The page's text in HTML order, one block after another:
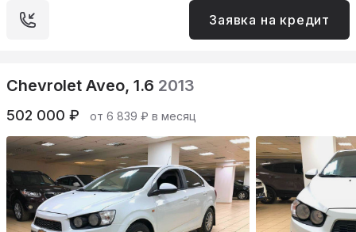
Заявка на кредит
Chevrolet Aveo, 1.6 2013
502 000 ₽ от 6 839 ₽ в месяц